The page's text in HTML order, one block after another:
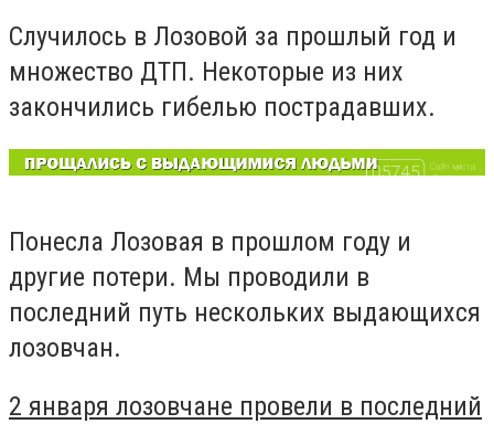
Случилось в Лозовой за прошлый год и
множество ДТП. Некоторые из них
закончились гибелью пострадавших.
Понесла Лозовая в прошлом году и
другие потери. Мы проводили в
последний путь нескольких выдающихся
лозовчан.
2 января лозовчане провели в последний